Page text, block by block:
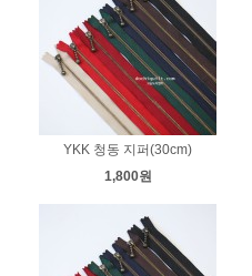
YKK 청동 지퍼(30cm)
1,800원